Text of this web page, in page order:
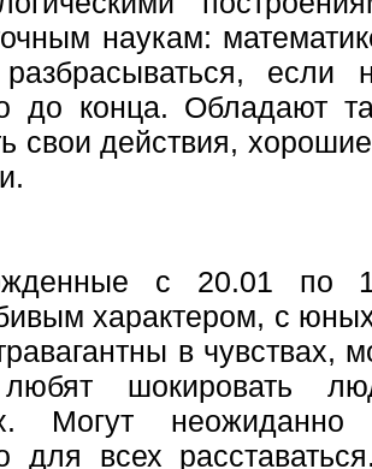
наукам:
если
до конца. Обладают
свои действия,
с 20.01 по
характером, с
в чувствах,
любят шокировать
Могут
для всех